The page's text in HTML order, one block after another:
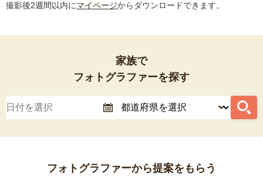
撮影後2週間以内にマイページからダウンロードできます。
家族で
フォトグラファーを探す
フォトグラファーから提案をもらう